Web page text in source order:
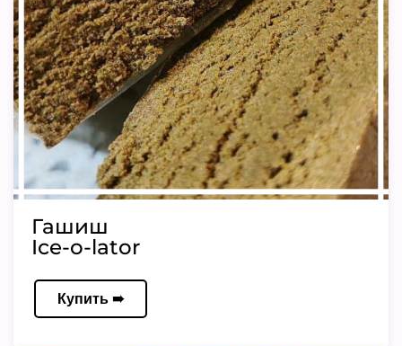
Гашиш
Ice-o-lator
Купить ➠